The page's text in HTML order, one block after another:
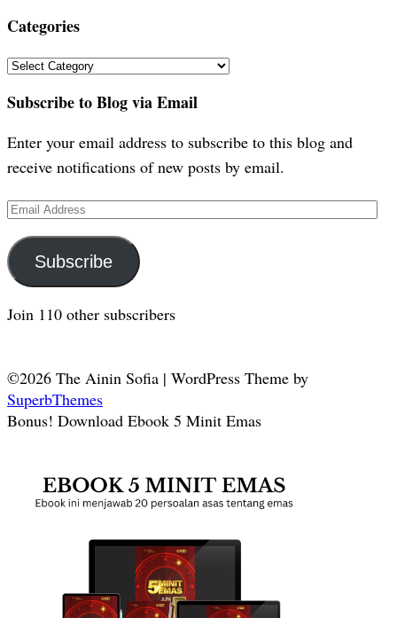
Categories
Categories
Subscribe to Blog via Email
Enter your email address to subscribe to this blog and
receive notifications of new posts by email.
Email
Address
Subscribe
Join 110 other subscribers
©2026 The Ainin Sofia | WordPress Theme by
SuperbThemes
Bonus! Download Ebook 5 Minit Emas